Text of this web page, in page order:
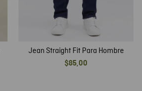
Jean Straight Fit Para Hombre
$85,00